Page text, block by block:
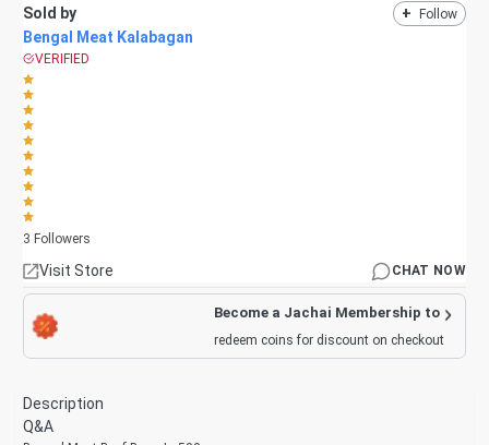
Sold by
+ Follow
Bengal Meat Kalabagan
VERIFIED
3 Followers
Visit Store CHAT NOW
Become a Jachai Membership to
redeem coins for discount on checkout
Description
Q&A